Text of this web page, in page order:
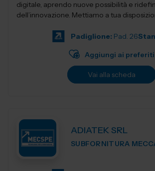
digitale, aprendo nuove possibilità e
dell’innovazione. Mettiamo a tua
Padiglione: Pad. 26
Aggiungi ai preferiti
Vai alla scheda
ADIATEK SRL
SUBFORNITURA